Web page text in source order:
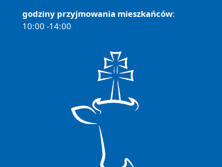
godziny przyjmowania mieszkańców:
10:00 -14:00